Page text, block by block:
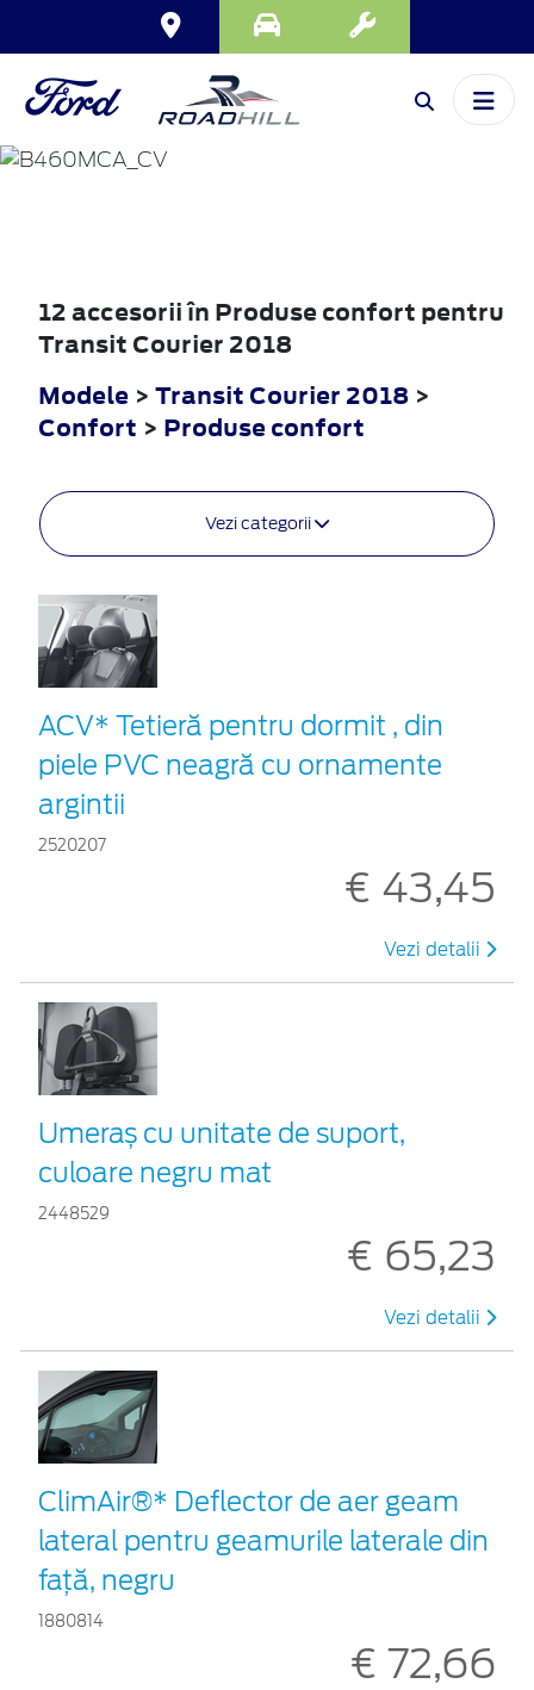
TRANSIT
COURIER
12 accesorii în Produse confort pentru
Transit Courier 2018
Modele > Transit Courier 2018 >
Confort > Produse confort
Vezi categorii
ACV* Tetieră pentru dormit , din
piele PVC neagră cu ornamente
argintii
2520207
€ 43,45
Vezi detalii
Umeraș cu unitate de suport,
culoare negru mat
2448529
€ 65,23
Vezi detalii
ClimAir®* Deflector de aer geam
lateral pentru geamurile laterale din
faţă, negru
1880814
€ 72,66